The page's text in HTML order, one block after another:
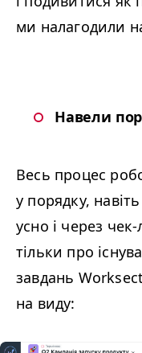
ми налагодили
Навели
Весь процес
у порядку,
усно і через
тільки про
завдань
на виду: